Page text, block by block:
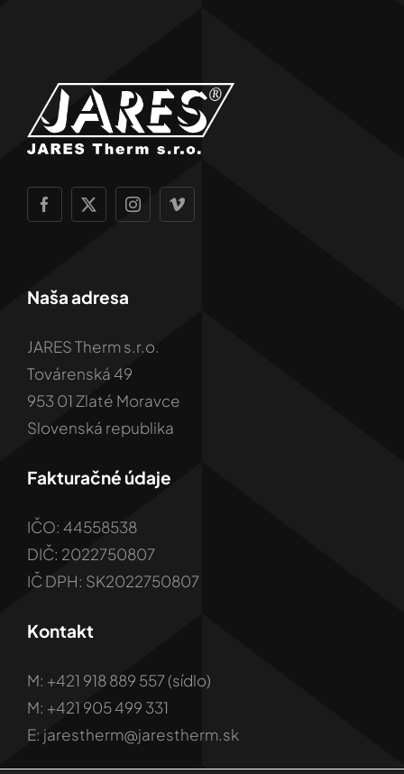
Naša adresa
JARES Therm s.r.o.
Továrenská 49
953 01 Zlaté Moravce
Slovenská republika
Fakturačné údaje
IČO: 44558538
DIČ: 2022750807
IČ DPH: SK2022750807
Kontakt
M: +421 918 889 557 (sídlo)
M: +421 905 499 331
E: jarestherm@jarestherm.sk